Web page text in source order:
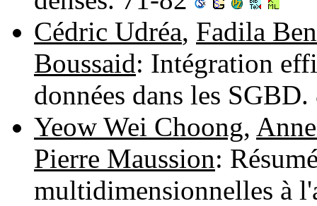
Cédric Udréa, Fadila
Boussaid: Intégration
données dans les
Yeow Wei Choong,
Pierre Maussion:
multidimensionnelles à